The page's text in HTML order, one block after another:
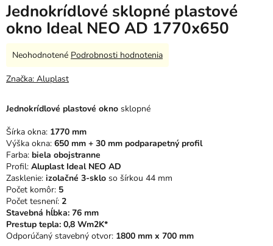
Jednokrídlové sklopné plastové
okno Ideal NEO AD 1770x650
Jednokrídlové plastové okno sklopné
Šírka okna: 1770 mm
Výška okna: 650 mm + 30 mm podparapetný profil
Farba: biela obojstranne
Profil: Aluplast Ideal NEO AD
Zasklenie: izolačné 3-sklo so šírkou 44 mm
Počet komôr: 5
Počet tesnení: 2
Stavebná hĺbka: 76 mm
Prestup tepla: 0,8 Wm2K*
Odporúčaný stavebný otvor: 1800 mm x 700 mm
Priemerné
produktu
z
hviezdičiek.
Neohodnotené Podrobnosti hodnotenia
Značka: Aluplast